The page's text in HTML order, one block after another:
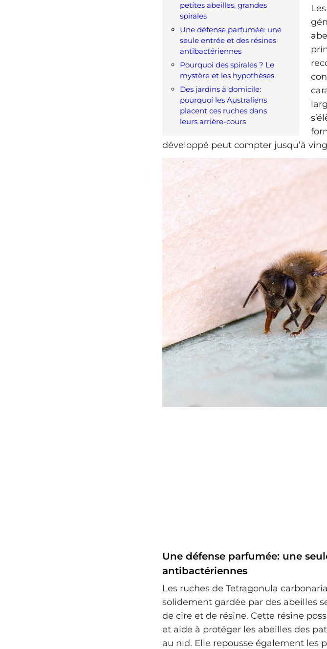
petites abeilles, grandes
spirales
Une défense parfumée: une
seule entrée et des résines
antibactériennes
Pourquoi des spirales ? Le
mystère et les hypothèses
Des jardins à domicile:
pourquoi les Australiens
placent ces ruches dans
leurs arrière-cours
développé peut compter jusqu’à
Une défense parfumée: une
antibactériennes
Les ruches de Tetragonula
solidement gardée par des abeilles
de cire et de résine. Cette résine
et aide à protéger les abeilles des
au nid. Elle repousse également les